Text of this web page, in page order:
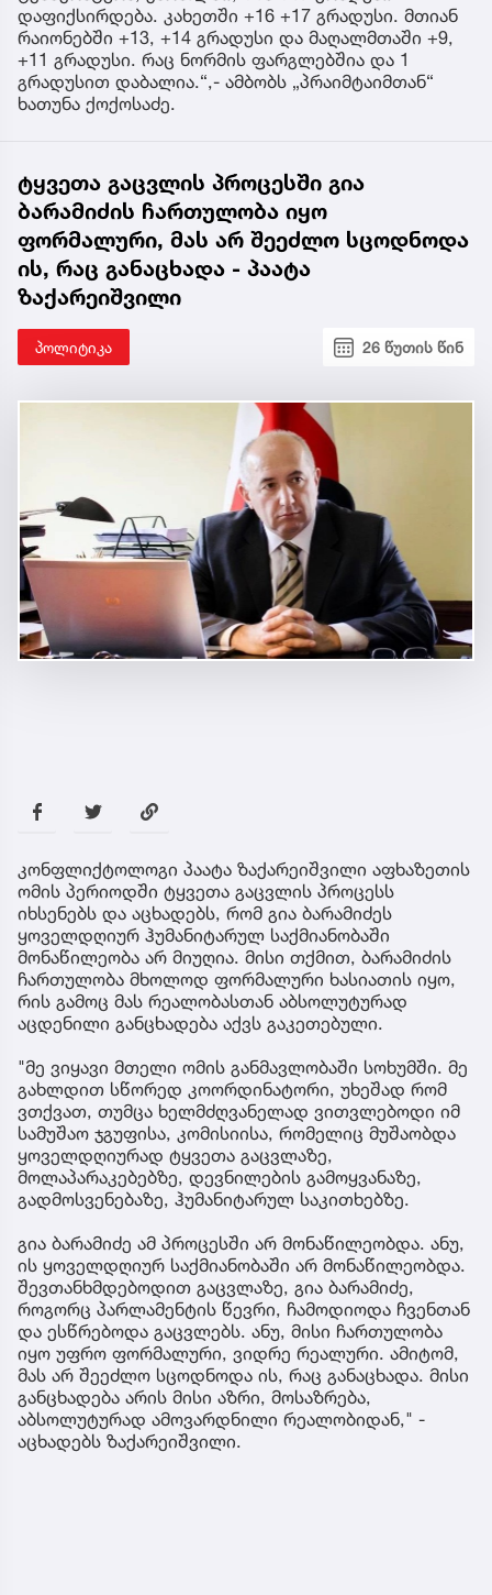
დაფიქსირდება. კახეთში +16 +17 გრადუსი. მთიან
რაიონებში +13, +14 გრადუსი და მაღალმთაში +9,
+11 გრადუსი. რაც ნორმის ფარგლებშია და 1
გრადუსით დაბალია.“,- ამბობს „პრაიმტაიმთან“
ხათუნა ქოქოსაძე.
ტყვეთა გაცვლის პროცესში გია
ბარამიძის ჩართულობა იყო
ფორმალური, მას არ შეეძლო სცოდნოდა
ის, რაც განაცხადა - პაატა
ზაქარეიშვილი
პოლიტიკა 26 წუთის წინ
კონფლიქტოლოგი პაატა ზაქარეიშვილი აფხაზეთის
ომის პერიოდში ტყვეთა გაცვლის პროცესს
იხსენებს და აცხადებს, რომ გია ბარამიძეს
ყოველდღიურ ჰუმანიტარულ საქმიანობაში
მონაწილეობა არ მიუღია. მისი თქმით, ბარამიძის
ჩართულობა მხოლოდ ფორმალური ხასიათის იყო,
რის გამოც მას რეალობასთან აბსოლუტურად
აცდენილი განცხადება აქვს გაკეთებული.
"მე ვიყავი მთელი ომის განმავლობაში სოხუმში. მე
გახლდით სწორედ კოორდინატორი, უხეშად რომ
ვთქვათ, თუმცა ხელმძღვანელად ვითვლებოდი იმ
სამუშაო ჯგუფისა, კომისიისა, რომელიც მუშაობდა
ყოველდღიურად ტყვეთა გაცვლაზე,
მოლაპარაკებებზე, დევნილების გამოყვანაზე,
გადმოსვენებაზე, ჰუმანიტარულ საკითხებზე.
გია ბარამიძე ამ პროცესში არ მონაწილეობდა. ანუ,
ის ყოველდღიურ საქმიანობაში არ მონაწილეობდა.
შევთანხმდებოდით გაცვლაზე, გია ბარამიძე,
როგორც პარლამენტის წევრი, ჩამოდიოდა ჩვენთან
და ესწრებოდა გაცვლებს. ანუ, მისი ჩართულობა
იყო უფრო ფორმალური, ვიდრე რეალური. ამიტომ,
მას არ შეეძლო სცოდნოდა ის, რაც განაცხადა. მისი
განცხადება არის მისი აზრი, მოსაზრება,
აბსოლუტურად ამოვარდნილი რეალობიდან," -
აცხადებს ზაქარეიშვილი.